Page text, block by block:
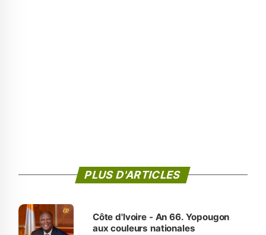
PLUS D'ARTICLES
Côte d'Ivoire - An 66. Yopougon
aux couleurs nationales